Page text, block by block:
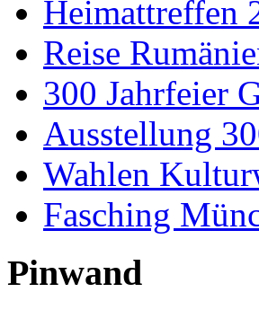
Heimattreffen
Reise
300 Jahrfeier
Ausstellung
Wahlen
Fasching
Pinwand